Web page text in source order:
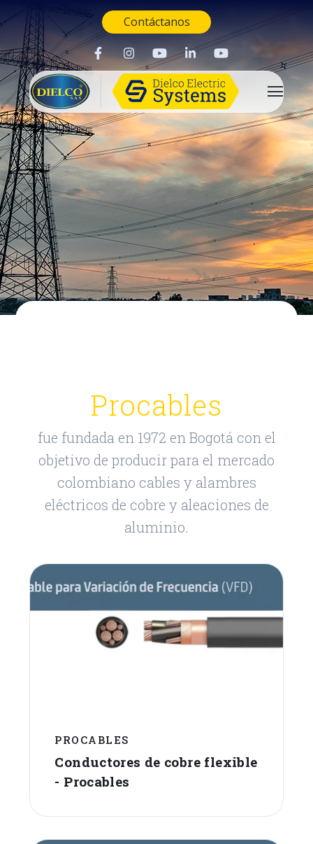
Contáctanos
Procables
fue fundada en 1972 en Bogotá con el
objetivo de producir para el mercado
colombiano cables y alambres
eléctricos de cobre y aleaciones de
aluminio.
PROCABLES
Conductores de cobre flexible
- Procables